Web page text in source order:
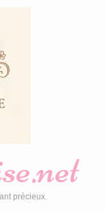
précieux.